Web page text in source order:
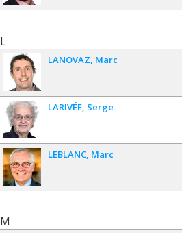
L
LANOVAZ Marc
LARIVÉE Serge
LEBLANC Marc
M